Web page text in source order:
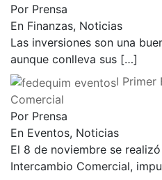
Por Prensa
En Finanzas, Noticias
Las inversiones son una
aunque conlleva sus […]
I Primer
Comercial
Por Prensa
En Eventos, Noticias
El 8 de noviembre se
Intercambio Comercial,